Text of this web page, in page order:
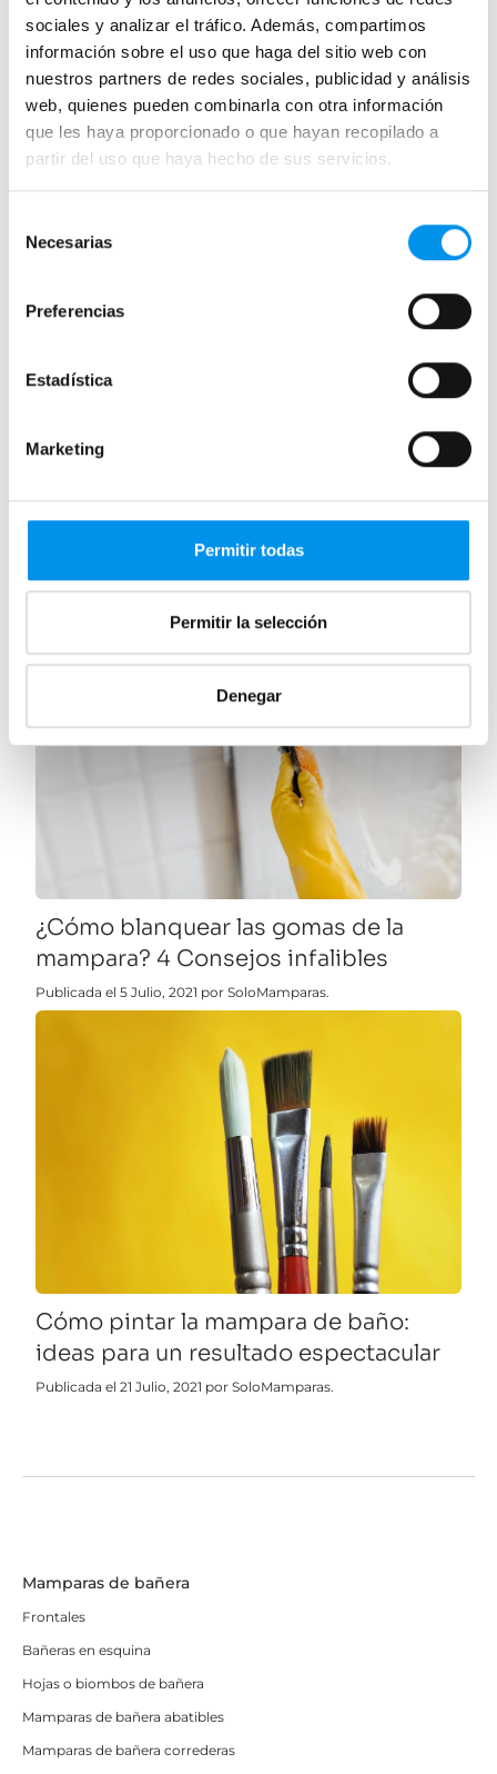
sociales y analizar el tráfico. Además, compartimos
información sobre el uso que haga del sitio web con
nuestros partners de redes sociales, publicidad y análisis
web, quienes pueden combinarla con otra información
que les haya proporcionado o que hayan recopilado a
partir del uso que haya hecho de sus servicios.
Necesarias
Preferencias
Estadística
Marketing
Permitir todas
Permitir la selección
Denegar
¿Cómo blanquear las gomas de la
mampara? 4 Consejos infalibles
Publicada el 5 Julio, 2021 por SoloMamparas.
Cómo pintar la mampara de baño:
ideas para un resultado espectacular
Publicada el 21 Julio, 2021 por SoloMamparas.
Mamparas de bañera
Frontales
Bañeras en esquina
Hojas o biombos de bañera
Mamparas de bañera abatibles
Mamparas de bañera correderas